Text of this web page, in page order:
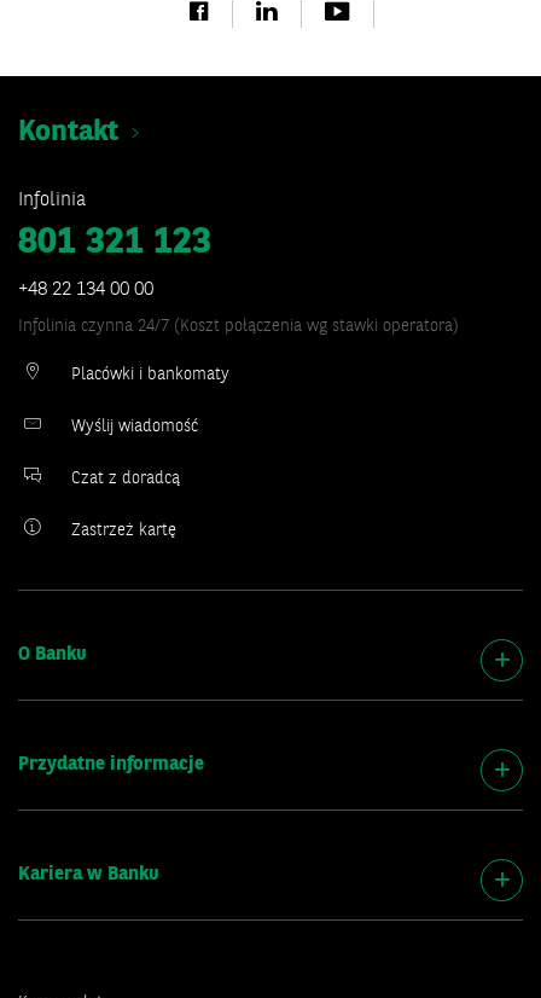
Kontakt
Infolinia
801 321 123
+48 22 134 00 00
Infolinia czynna 24/7 (Koszt połączenia wg stawki operatora)
Placówki i bankomaty
Wyślij wiadomość
Czat z doradcą
Zastrzeż kartę
O Banku
Przydatne informacje
Kariera w Banku